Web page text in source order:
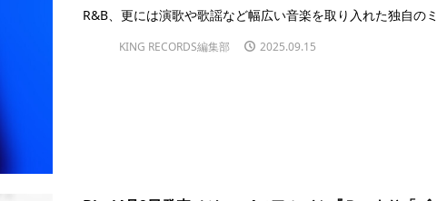
R&B、更には演歌や歌謡など幅広い音楽を取り入れた独自の
KING RECORDS編集部 2025.09.15